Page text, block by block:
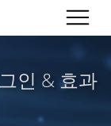
인 & 효과